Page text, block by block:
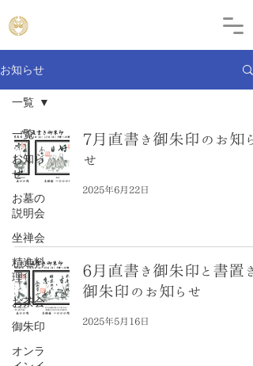
お知らせ
一覧
お知ら
せ
お墓の
説明会
坐禅会
精進料
理
お茶会
御朱印
オンラ
一覧
7月直書き御朱印のお知ら
せ
2025年6月22日
6月直書き御朱印と書置き
御朱印のお知らせ
2025年5月16日